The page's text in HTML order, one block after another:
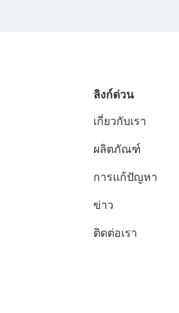
ลิงก์ด่วน
เกี่ยวกับเรา
ผลิตภัณฑ์
การแก้ปัญหา
ข่าว
ติดต่อเรา